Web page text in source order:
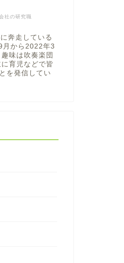
社の研究職
奔走している
月から2022年3
味は吹奏楽団
育児などで皆
を発信してい